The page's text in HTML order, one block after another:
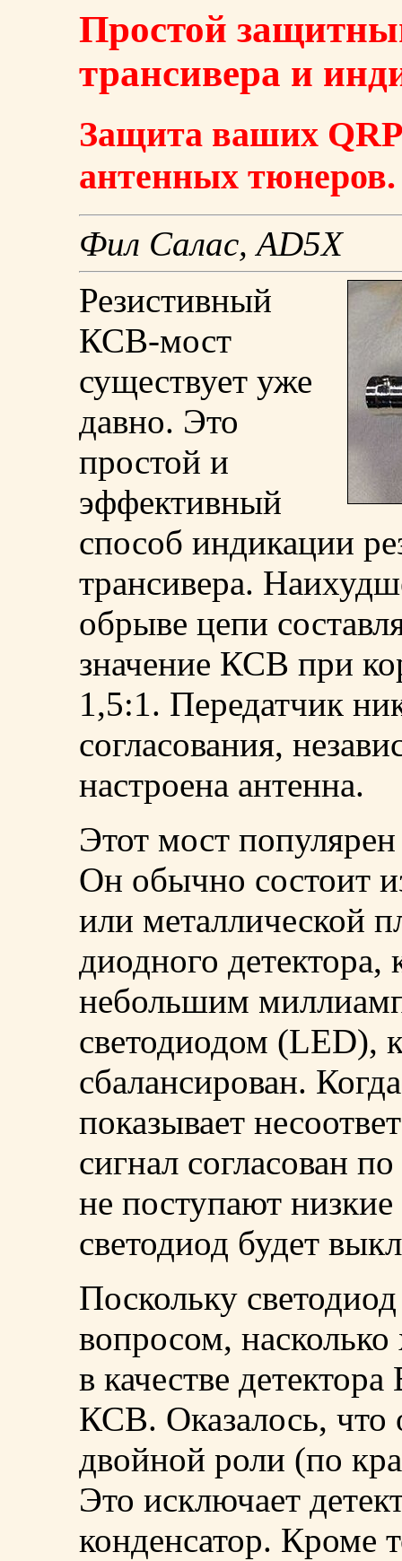
Простой
трансивера и
Защита ваших
антенных тюнеров.
Фил Салас, AD5X
Резистивный
КСВ-мост
существует уже
давно. Это
простой и
эффективный
способ индикации
трансивера.
обрыве цепи
значение КСВ при
1,5:1. Передатчик
согласования,
настроена антенна.
Этот мост
Он обычно состоит
или металлической
диодного детектора,
небольшим
светодиодом (LED),
сбалансирован.
показывает
сигнал согласован
не поступают
светодиод будет
Поскольку
вопросом,
в качестве
КСВ. Оказалось, что
двойной роли (по
Это исключает
конденсатор. Кроме